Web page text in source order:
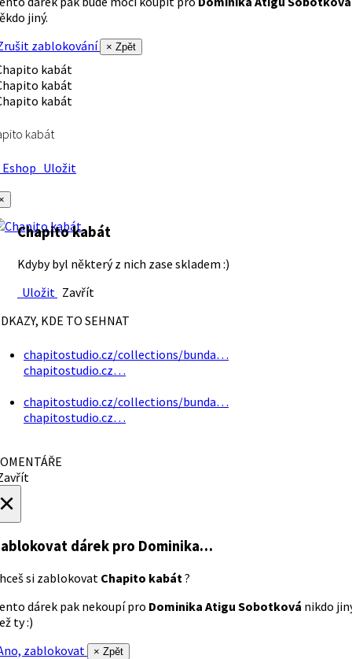
jiný.
zablokování
× Zpět
kabát
Uložit
Chapito kabát
Kdyby byl některý z nich zase skladem :)
Uložit Zavřít
KDE TO SEHNAT
chapitostudio.cz/collections/bunda…
chapitostudio.cz…
chapitostudio.cz/collections/bunda…
chapitostudio.cz…
dárek pro Dominika…
si zablokovat Chapito kabát ?
dárek pak nekoupí pro Dominika Atigu Sobotková nikdo
ty :)
zablokovat
× Zpět